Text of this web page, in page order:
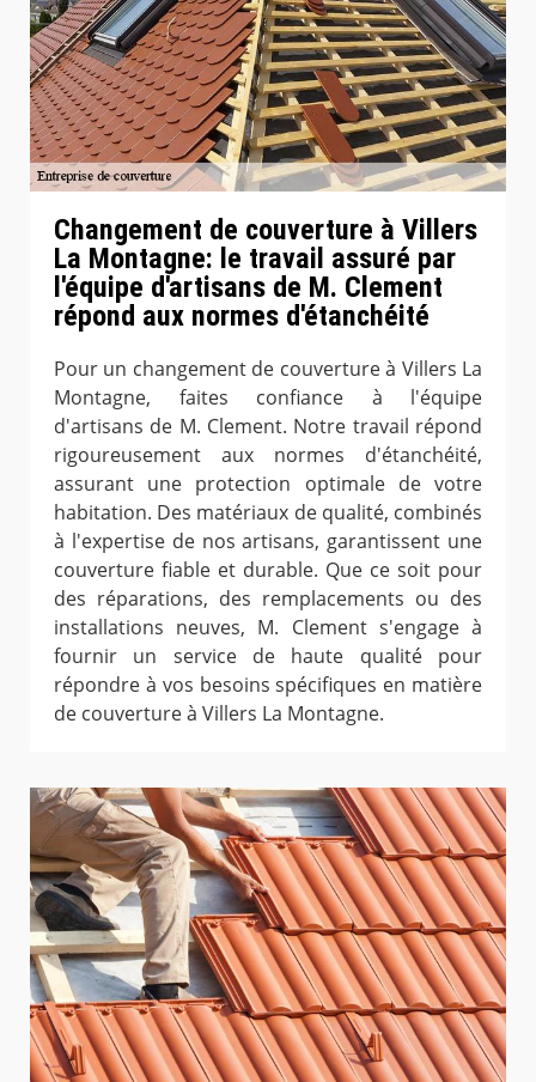
Changement de couverture à Villers
La Montagne: le travail assuré par
l'équipe d'artisans de M. Clement
répond aux normes d'étanchéité
Pour un changement de couverture à Villers La
Montagne, faites confiance à l'équipe
d'artisans de M. Clement. Notre travail répond
rigoureusement aux normes d'étanchéité,
assurant une protection optimale de votre
habitation. Des matériaux de qualité, combinés
à l'expertise de nos artisans, garantissent une
couverture fiable et durable. Que ce soit pour
des réparations, des remplacements ou des
installations neuves, M. Clement s'engage à
fournir un service de haute qualité pour
répondre à vos besoins spécifiques en matière
de couverture à Villers La Montagne.